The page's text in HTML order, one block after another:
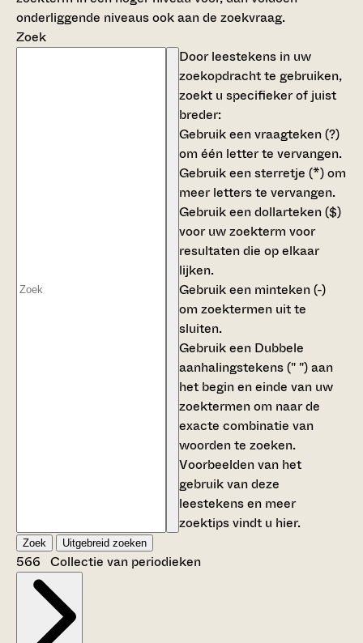
onderliggende niveaus ook aan de zoekvraag.
Zoek
Door leestekens in uw
zoekopdracht te gebruiken,
zoekt u specifieker of juist
breder:
Gebruik eenvraagteken (?)
om één letter te vervangen.
Gebruik eensterretje (*)om
meer letters te vervangen.
Gebruik eendollarteken ($)
voor uw zoekterm voor
resultaten die op elkaar
lijken.
Gebruik een minteken (-)
om zoektermen uit te
sluiten.
Gebruik een Dubbele
aanhalingstekens (" ")aan
het begin en einde van uw
zoektermen om naar de
exacte combinatie van
woorden te zoeken.
Voorbeelden van het
gebruik van deze
leestekens en meer
zoektips vindt u hier.
Zoek Uitgebreid zoeken
566 Collectie van periodieken